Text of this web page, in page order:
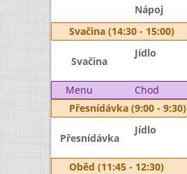
Nápoj
Svačina (14:30 - 15:00)
Svačina
Jídlo
Menu Chod
Přesnídávka (9:00 - 9:30)
Přesnídávka
Jídlo
Oběd (11:45 - 12:30)